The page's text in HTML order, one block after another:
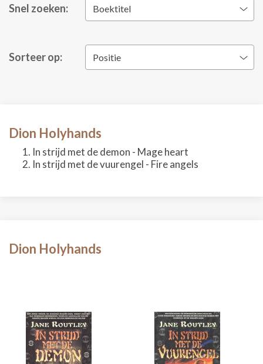
Snel zoeken: Boektitel
Sorteer op: Positie
Dion Holyhands
In strijd met de demon - Mage heart
In strijd met de vuurengel - Fire angels
Dion Holyhands